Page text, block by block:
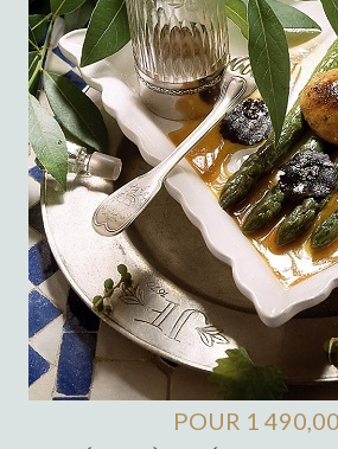
POUR 1